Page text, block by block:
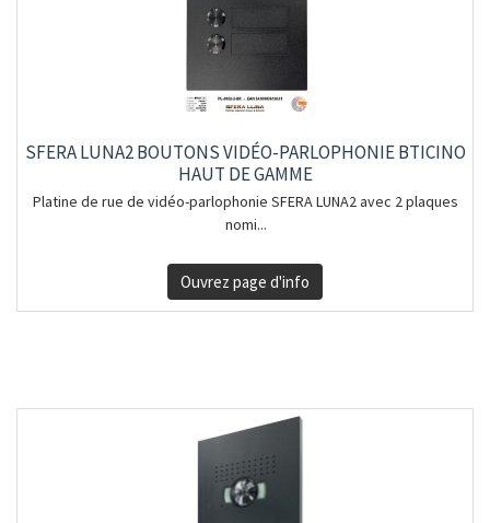
SFERA LUNA2 BOUTONS VIDÉO-PARLOPHONIE BTICINO
HAUT DE GAMME
Platine de rue de vidéo-parlophonie SFERA LUNA2 avec 2 plaques
nomi...
Ouvrez page d'info